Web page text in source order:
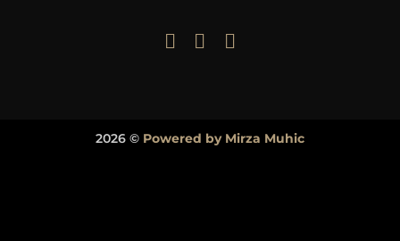
2026 © Powered by Mirza Muhic